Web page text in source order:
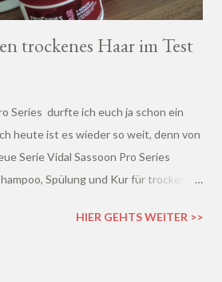
trockenes Haar im Test
Series durfte ich euch ja schon ein
heute ist es wieder so weit, denn von
Serie Vidal Sassoon Pro Series
Spülung und Kur für trockenes
HIER GEHTS WEITER >>